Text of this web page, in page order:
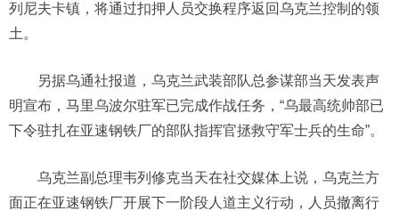
列尼夫卡镇，将通过扣押人员交换程序返回乌克兰控制的领
土。
另据乌通社报道，乌克兰武装部队总参谋部当天发表声
明宣布，马里乌波尔驻军已完成作战任务，“乌最高统帅部已
下令驻扎在亚速钢铁厂的部队指挥官拯救守军士兵的生命”。
乌克兰副总理韦列修克当天在社交媒体上说，乌克兰方
面正在亚速钢铁厂开展下一阶段人道主义行动，人员撤离行